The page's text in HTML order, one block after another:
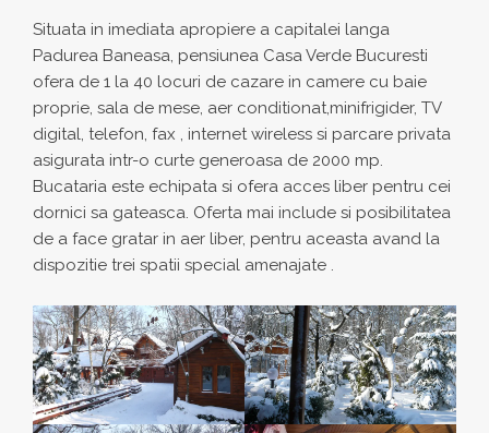
Situata in imediata apropiere a capitalei langa
Padurea Baneasa, pensiunea Casa Verde Bucuresti
ofera de 1 la 40 locuri de cazare in camere cu baie
proprie, sala de mese, aer conditionat,minifrigider, TV
digital, telefon, fax , internet wireless si parcare privata
asigurata intr-o curte generoasa de 2000 mp.
Bucataria este echipata si ofera acces liber pentru cei
dornici sa gateasca. Oferta mai include si posibilitatea
de a face gratar in aer liber, pentru aceasta avand la
dispozitie trei spatii special amenajate .